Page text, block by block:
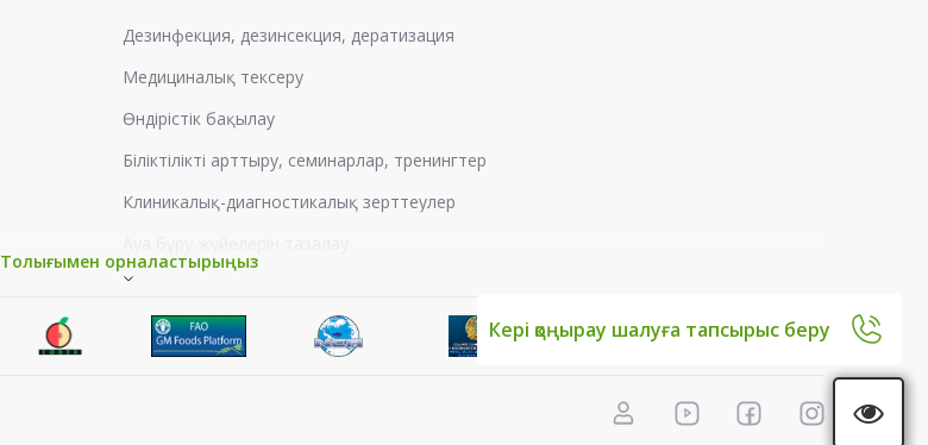
Кері қоңырау шалуға тапсырыс беру
Дезинфекция, дезинсекция, дератизация
Медициналық тексеру
Өндірістік бақылау
Біліктілікті арттыру, семинарлар, тренингтер
Клиникалық-диагностикалық зерттеулер
Жұмыс орындарын аттестаттау
Гигиеналық оқыту
Толығымен орналастырыңыз